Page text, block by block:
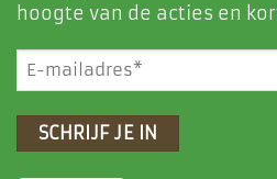
hoogte van de acties en
E-
mailadres
(Vereist)